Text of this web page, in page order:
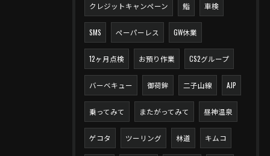
クレジットキャンペーン 鮨 車検
SMS ペーパーレス GW休業
12ヶ月点検 お預り作業 CS2グループ
バーベキュー 御荷鉾 二子山線 AJP
乗ってみて またがってみて 昼神温泉
ゲコタ ツーリング 林道 キムコ